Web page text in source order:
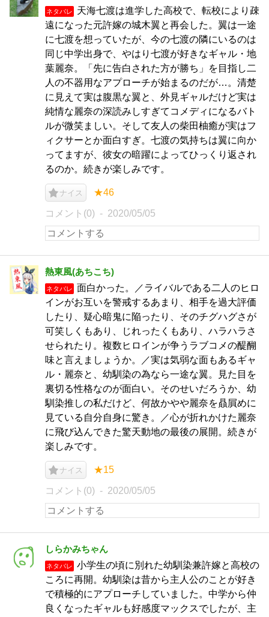
ネタバレ
天海七渡は進学した高校で、転校により疎
遠になった元許嫁の城木翼と再会した。翼は一途
に七渡を想っていたが、今の七渡の隣にいるのは
同じ中学出身で、やはり七渡が好きなギャル・地
葉麗奈。「先に告白された方が勝ち」を目指し二
人の不器用なアプローチが始まるのだが…。清楚
に見えて実は腹黒な翼と、外見ギャルだけど実は
純情な麗奈の深読みしすぎてコメディになるバト
ルが微笑ましい。そして友人の柴田柚癒が実はフ
ィクサーとか面白すぎ。七渡の気持ちは翼に向か
ってますが、彼女の暗躍によってひっくり返され
るのか。続きが楽しみです。
ナイス ★46
コメント(0) 2020/05/05
熱東風(あちこち)
ネタバレ
面白かった。／ライバルである二人のヒロ
インがお互いを警戒するあまり、相手を過大評価
したり、疑心暗鬼に陥ったり、そのチグハグさが
可笑しくもあり、じれったくもあり、ハラハラさ
せられたり。複数ヒロインが争うラブコメの醍醐
味と言えましょうか。／実は気弱な面もあるギャ
ル・麗奈と、幼馴染の為なら一途な翼。見た目を
裏切る性格なのが面白い。そのせいだろうか、幼
馴染推しの私だけど、何故かやや麗奈を贔屓めに
見ている自分自身に驚き。／心が折れかけた麗奈
に飛び込んできた驚天動地の最後の展開。続きが
楽しみです。
ナイス ★15
コメント(0) 2020/05/05
しらかみちゃん
ネタバレ
小学生の頃に別れた幼馴染兼許嫁と高校の
ころに再開。幼馴染は昔から主人公のことが好き
で積極的にアプローチしていました。中学から仲
良くなったギャルも好感度マックスでしたが、主